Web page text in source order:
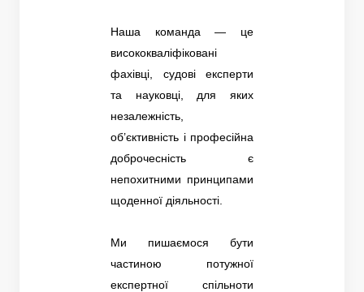
Наша команда — це
висококваліфіковані
фахівці, судові експерти
та науковці, для яких
незалежність,
об’єктивність і професійна
доброчесність є
непохитними принципами
щоденної діяльності.
Ми пишаємося бути
частиною потужної
експертної спільноти